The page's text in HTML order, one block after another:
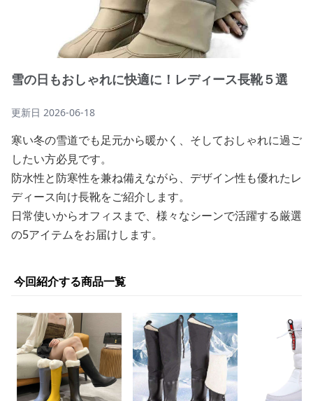
雪の日もおしゃれに快適に！レディース長靴５選
更新日 2026-06-18
寒い冬の雪道でも足元から暖かく、そしておしゃれに過ご
したい方必見です。
防水性と防寒性を兼ね備えながら、デザイン性も優れたレ
ディース向け長靴をご紹介します。
日常使いからオフィスまで、様々なシーンで活躍する厳選
の5アイテムをお届けします。
今回紹介する商品一覧